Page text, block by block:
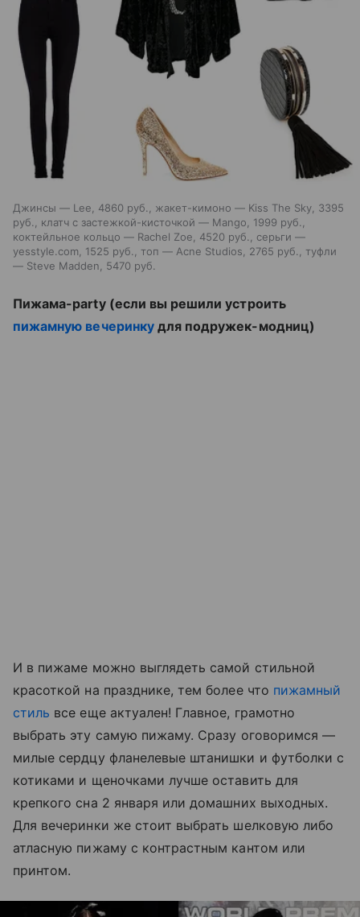
Джинсы — Lee, 4860 руб., жакет-кимоно — Kiss The Sky, 3395
руб., клатч с застежкой-кисточкой — Mango, 1999 руб.,
коктейльное кольцо — Rachel Zoe, 4520 руб., серьги —
yesstyle.com, 1525 руб., топ — Acne Studios, 2765 руб., туфли
— Steve Madden, 5470 руб.
Пижама-party (если вы решили устроить
пижамную вечеринкудля подружек-модниц)
И в пижаме можно выглядеть самой стильной
красоткой на празднике, тем более что пижамный
стиль все еще актуален! Главное, грамотно
выбрать эту самую пижаму. Сразу оговоримся —
милые сердцу фланелевые штанишки и футболки с
котиками и щеночками лучше оставить для
крепкого сна 2 января или домашних выходных.
Для вечеринки же стоит выбрать шелковую либо
атласную пижаму с контрастным кантом или
принтом.